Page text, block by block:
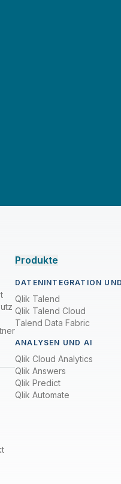
Produkte
DATENINTEGRATION
Qlik Talend
Qlik Talend Cloud
Talend Data Fabric
ANALYSEN UND AI
Qlik Cloud Analytics
Qlik Answers
Qlik Predict
Qlik Automate